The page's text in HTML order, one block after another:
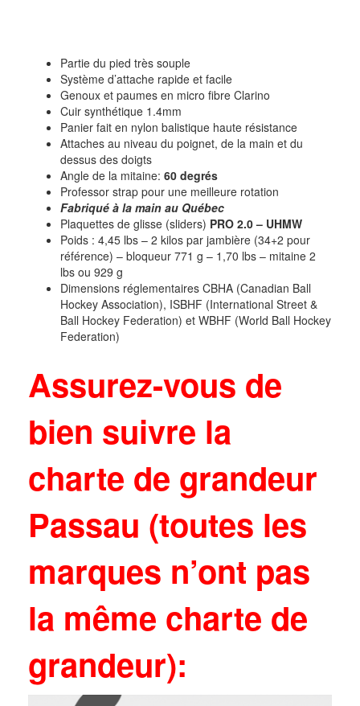
Partie du pied très souple
Système d’attache rapide et facile
Genoux et paumes en micro fibre Clarino
Cuir synthétique 1.4mm
Panier fait en nylon balistique haute résistance
Attaches au niveau du poignet, de la main et du
dessus des doigts
Angle de la mitaine: 60 degrés
Professor strap pour une meilleure rotation
Fabriqué à la main au Québec
Plaquettes de glisse (sliders) PRO 2.0 – UHMW
Poids : 4,45 lbs – 2 kilos par jambière (34+2 pour
référence) – bloqueur 771 g – 1,70 lbs – mitaine 2
lbs ou 929 g
Dimensions réglementaires CBHA (Canadian Ball
Hockey Association), ISBHF (International Street &
Ball Hockey Federation) et WBHF (World Ball Hockey
Federation)
Assurez-vous de
bien suivre la
charte de grandeur
Passau (toutes les
marques n’ont pas
la même charte de
grandeur):